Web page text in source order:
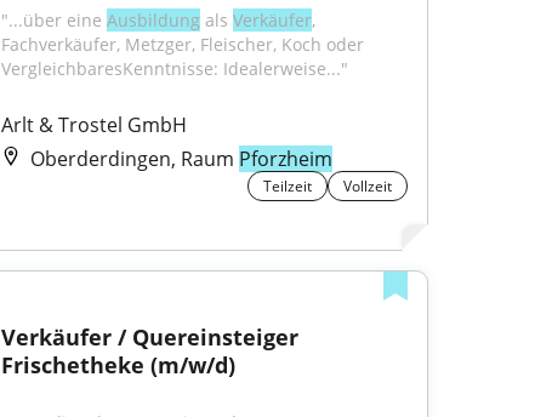
"...über eine Ausbildung als Verkäufer,
Fachverkäufer, Metzger, Fleischer, Koch oder
VergleichbaresKenntnisse: Idealerweise..."
Arlt & Trostel GmbH
Oberderdingen, Raum Pforzheim
Teilzeit Vollzeit
Verkäufer / Quereinsteiger
Frischetheke (m/w/d)